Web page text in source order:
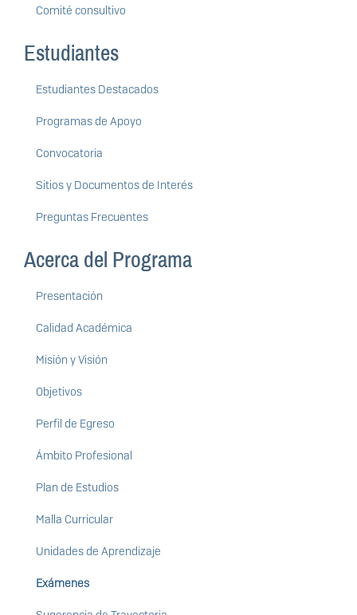
Comité consultivo
Estudiantes
Estudiantes Destacados
Programas de Apoyo
Convocatoria
Sitios y Documentos de Interés
Preguntas Frecuentes
Acerca del Programa
Presentación
Calidad Académica
Misión y Visión
Objetivos
Perfil de Egreso
Ámbito Profesional
Plan de Estudios
Malla Curricular
Unidades de Aprendizaje
Exámenes